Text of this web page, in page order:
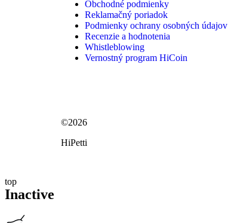
Obchodné podmienky
Reklamačný poriadok
Podmienky ochrany osobných údajov
Recenzie a hodnotenia
Whistleblowing
Vernostný program HiCoin
©2026
HiPetti
top
Inactive